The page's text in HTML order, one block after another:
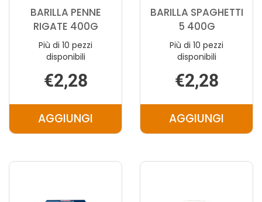
BARILLA PENNE
RIGATE 400G
Più di 10 pezzi
disponibili
€2,28
AGGIUNGIAGGIUNGI BARILLA
RIGATE
BARILLA SPAGHETTI
5 400G
Più di 10 pezzi
disponibili
€2,28
AGGIUNGIAGGIUNGI
5